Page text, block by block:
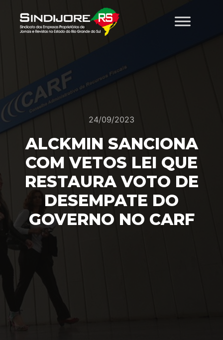
24/09/2023
ALCKMIN SANCIONA
COM VETOS LEI QUE
RESTAURA VOTO DE
DESEMPATE DO
GOVERNO NO CARF